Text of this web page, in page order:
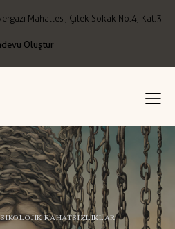
Mahallesi, Çilek Sokak No:4, Kat:3
Oluştur
RAHATSIZLIKLAR